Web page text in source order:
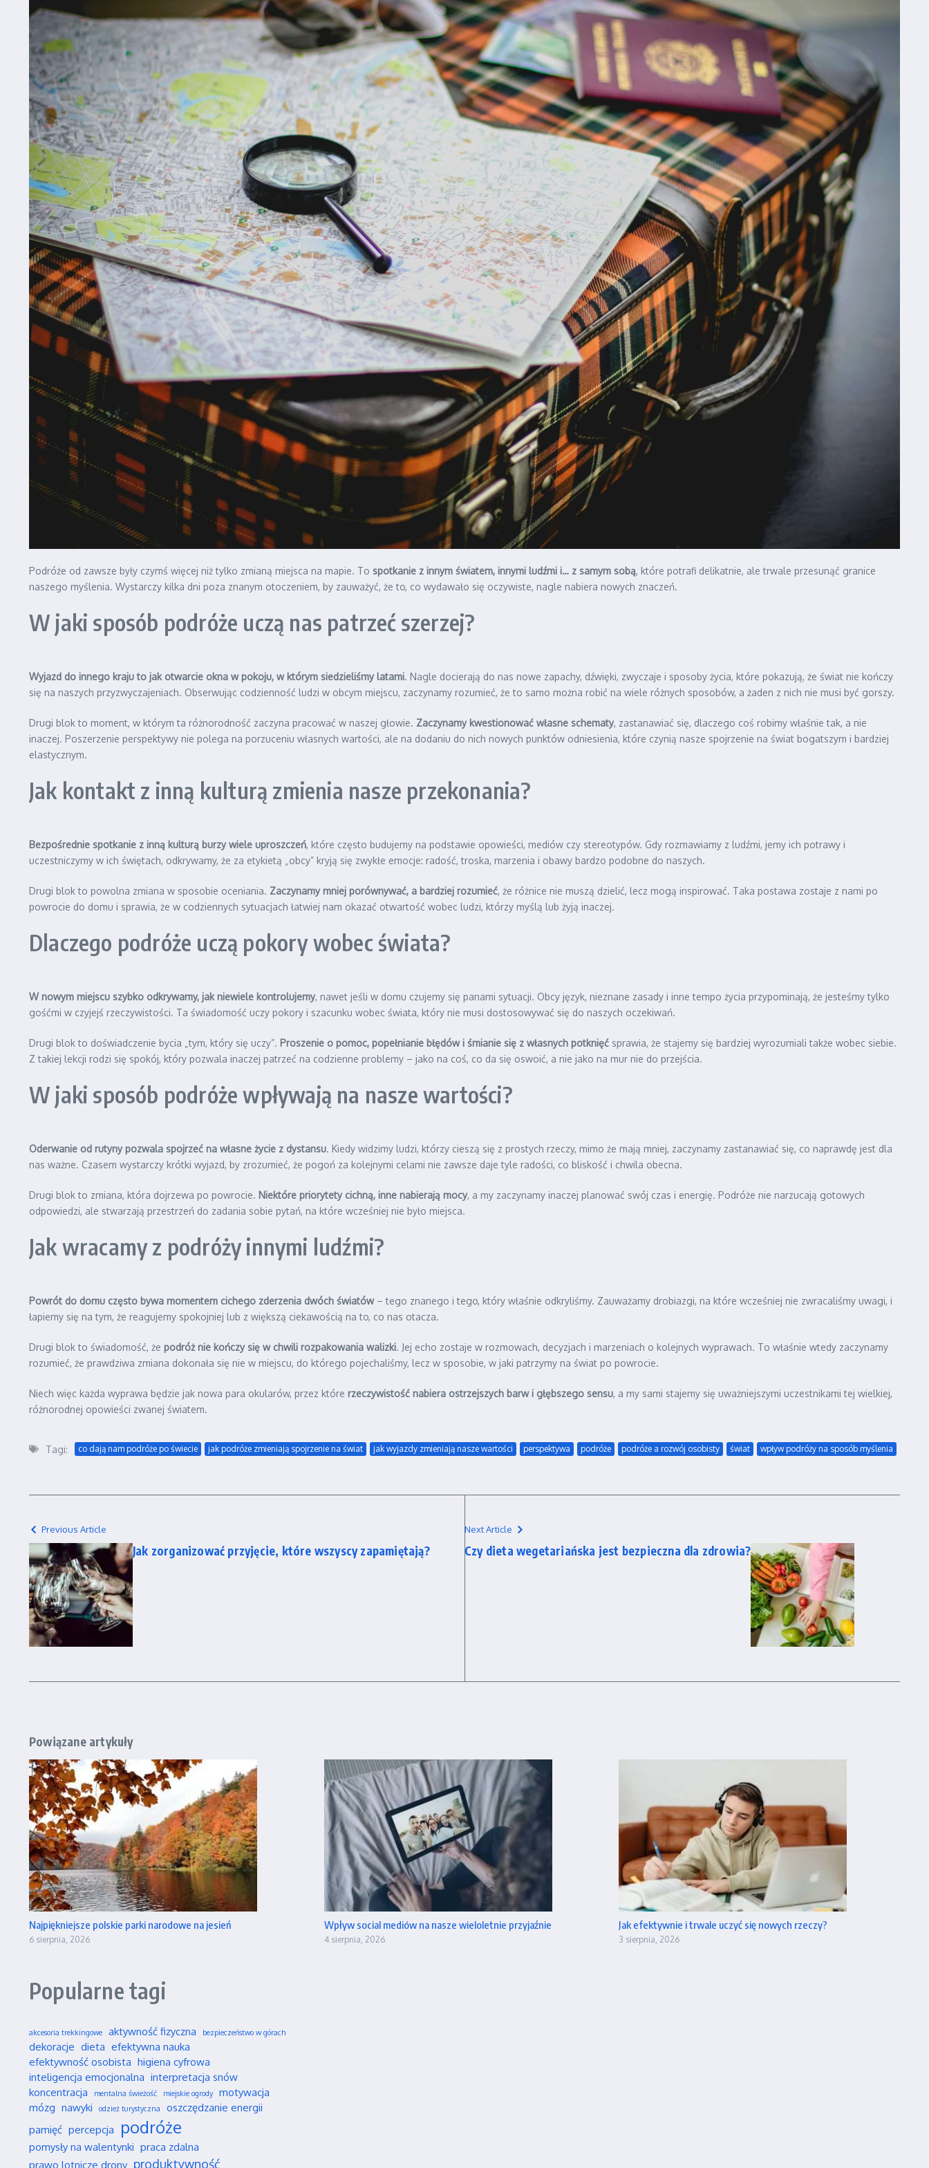
Podróże od zawsze były czymś więcej niż tylko zmianą miejsca na mapie. To spotkanie z innym światem, innymi ludźmi i… z samym sobą, które potrafi delikatnie, ale trwale przesunąć granice
naszego myślenia. Wystarczy kilka dni poza znanym otoczeniem, by zauważyć, że to, co wydawało się oczywiste, nagle nabiera nowych znaczeń.
W jaki sposób podróże uczą nas patrzeć szerzej?
Wyjazd do innego kraju to jak otwarcie okna w pokoju, w którym siedzieliśmy latami. Nagle docierają do nas nowe zapachy, dźwięki, zwyczaje i sposoby życia, które pokazują, że świat nie kończy
się na naszych przyzwyczajeniach. Obserwując codzienność ludzi w obcym miejscu, zaczynamy rozumieć, że to samo można robić na wiele różnych sposobów, a żaden z nich nie musi być gorszy.
Drugi blok to moment, w którym ta różnorodność zaczyna pracować w naszej głowie. Zaczynamy kwestionować własne schematy, zastanawiać się, dlaczego coś robimy właśnie tak, a nie
inaczej. Poszerzenie perspektywy nie polega na porzuceniu własnych wartości, ale na dodaniu do nich nowych punktów odniesienia, które czynią nasze spojrzenie na świat bogatszym i bardziej
elastycznym.
Jak kontakt z inną kulturą zmienia nasze przekonania?
Bezpośrednie spotkanie z inną kulturą burzy wiele uproszczeń, które często budujemy na podstawie opowieści, mediów czy stereotypów. Gdy rozmawiamy z ludźmi, jemy ich potrawy i
uczestniczymy w ich świętach, odkrywamy, że za etykietą „obcy” kryją się zwykłe emocje: radość, troska, marzenia i obawy bardzo podobne do naszych.
Drugi blok to powolna zmiana w sposobie oceniania. Zaczynamy mniej porównywać, a bardziej rozumieć, że różnice nie muszą dzielić, lecz mogą inspirować. Taka postawa zostaje z nami po
powrocie do domu i sprawia, że w codziennych sytuacjach łatwiej nam okazać otwartość wobec ludzi, którzy myślą lub żyją inaczej.
Dlaczego podróże uczą pokory wobec świata?
W nowym miejscu szybko odkrywamy, jak niewiele kontrolujemy, nawet jeśli w domu czujemy się panami sytuacji. Obcy język, nieznane zasady i inne tempo życia przypominają, że jesteśmy tylko
gośćmi w czyjejś rzeczywistości. Ta świadomość uczy pokory i szacunku wobec świata, który nie musi dostosowywać się do naszych oczekiwań.
Drugi blok to doświadczenie bycia „tym, który się uczy”. Proszenie o pomoc, popełnianie błędów i śmianie się z własnych potknięć sprawia, że stajemy się bardziej wyrozumiali także wobec siebie.
Z takiej lekcji rodzi się spokój, który pozwala inaczej patrzeć na codzienne problemy – jako na coś, co da się oswoić, a nie jako na mur nie do przejścia.
W jaki sposób podróże wpływają na nasze wartości?
Oderwanie od rutyny pozwala spojrzeć na własne życie z dystansu. Kiedy widzimy ludzi, którzy cieszą się z prostych rzeczy, mimo że mają mniej, zaczynamy zastanawiać się, co naprawdę jest dla
nas ważne. Czasem wystarczy krótki wyjazd, by zrozumieć, że pogoń za kolejnymi celami nie zawsze daje tyle radości, co bliskość i chwila obecna.
Drugi blok to zmiana, która dojrzewa po powrocie. Niektóre priorytety cichną, inne nabierają mocy, a my zaczynamy inaczej planować swój czas i energię. Podróże nie narzucają gotowych
odpowiedzi, ale stwarzają przestrzeń do zadania sobie pytań, na które wcześniej nie było miejsca.
Jak wracamy z podróży innymi ludźmi?
Powrót do domu często bywa momentem cichego zderzenia dwóch światów– tego znanego i tego, który właśnie odkryliśmy. Zauważamy drobiazgi, na które wcześniej nie zwracaliśmy uwagi, i
łapiemy się na tym, że reagujemy spokojniej lub z większą ciekawością na to, co nas otacza.
Drugi blok to świadomość, że podróż nie kończy się w chwili rozpakowania walizki. Jej echo zostaje w rozmowach, decyzjach i marzeniach o kolejnych wyprawach. To właśnie wtedy zaczynamy
rozumieć, że prawdziwa zmiana dokonała się nie w miejscu, do którego pojechaliśmy, lecz w sposobie, w jaki patrzymy na świat po powrocie.
Niech więc każda wyprawa będzie jak nowa para okularów, przez które rzeczywistość nabiera ostrzejszych barw i głębszego sensu, a my sami stajemy się uważniejszymi uczestnikami tej wielkiej,
różnorodnej opowieści zwanej światem.
Tagi: co dają nam podróże po świecie jak podróże zmieniają spojrzenie na świat jak wyjazdy zmieniają nasze wartości perspektywa podróże podróże a rozwój osobisty świat wpływ podróży na sposób myślenia
Previous Article
Jak zorganizować przyjęcie, które wszyscy zapamiętają?
Next Article
Czy dieta wegetariańska jest bezpieczna dla zdrowia?
Powiązane artykuły
Najpiękniejsze polskie parki narodowe na jesień
6 sierpnia, 2026
Wpływ social mediów na nasze wieloletnie przyjaźnie
4 sierpnia, 2026
Jak efektywnie i trwale uczyć się nowych rzeczy?
3 sierpnia, 2026
Popularne tagi
akcesoria trekkingowe aktywność fizyczna bezpieczeństwo w górach
dekoracje dieta efektywna nauka
efektywność osobista higiena cyfrowa
inteligencja emocjonalna interpretacja snów
koncentracja
mentalna świeżość miejskie ogrody
motywacja
mózg nawyki odzież turystyczna
oszczędzanie energii
pamięć percepcja podróże
pomysły na walentynki praca zdalna
prawo lotnicze drony produktywność